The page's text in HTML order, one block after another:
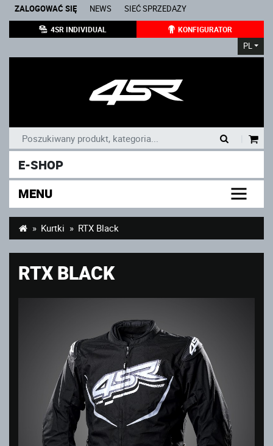
ZALOGOWAĆ SIĘ NEWS SIEĆ SPRZEDAŻY
4SR INDIVIDUAL KONFIGURATOR
PL
E-SHOP
MENU
Kurtki RTX Black
RTX BLACK